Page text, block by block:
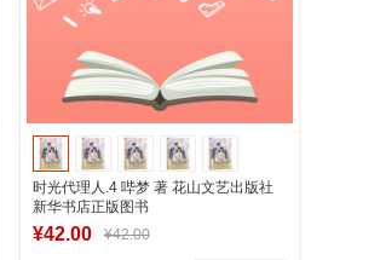
时光代理人.4 哔梦 著 花山文艺出版社
新华书店正版图书
¥42.00 ¥42.00